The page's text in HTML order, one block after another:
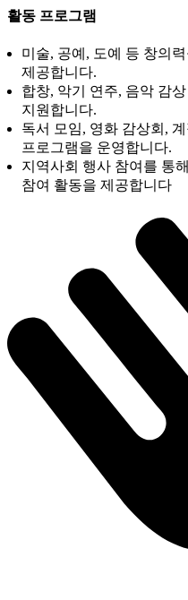
활동 프로그램
미술, 공예, 도예 등 창의
제공합니다.
합창, 악기 연주, 음악 감
지원합니다.
독서 모임, 영화 감상회,
프로그램을 운영합니다.
지역사회 행사 참여를 통
참여 활동을 제공합니다